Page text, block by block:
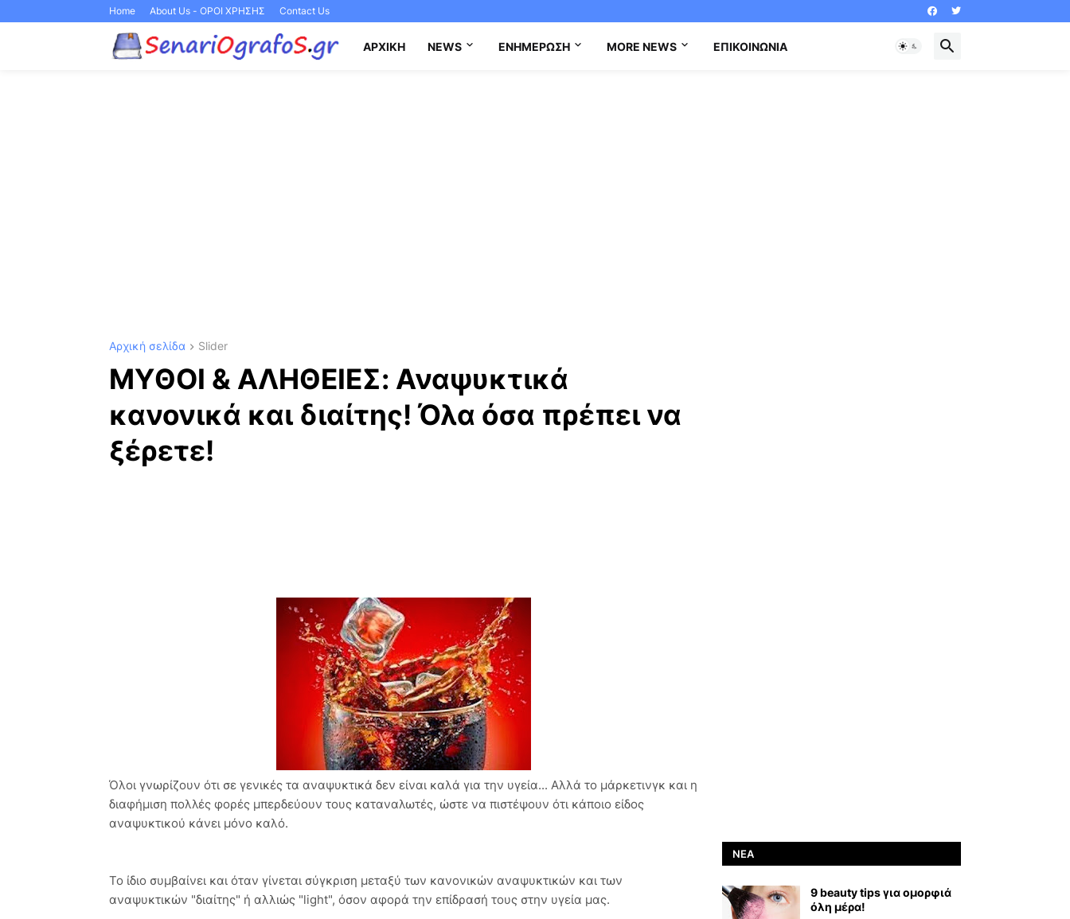
Home About Us - ΟΡΟΙ ΧΡΗΣΗΣ Contact Us
ΑΡΧΙΚΉ NEWS ΕΝΗΜΈΡΩΣΗ MORE NEWS ΕΠΙΚΟΙΝΩΝΊΑ
Αρχική σελίδα Slider
ΜΥΘΟΙ & ΑΛΗΘΕΙΕΣ: Αναψυκτικά
κανονικά και διαίτης! Όλα όσα πρέπει να
ξέρετε!
Όλοι γνωρίζουν ότι σε γενικές τα αναψυκτικά δεν είναι καλά για την υγεία... Αλλά το μάρκετινγκ και η
διαφήμιση πολλές φορές μπερδεύουν τους καταναλωτές, ώστε να πιστέψουν ότι κάποιο είδος
αναψυκτικού κάνει μόνο καλό.
Το ίδιο συμβαίνει και όταν γίνεται σύγκριση μεταξύ των κανονικών αναψυκτικών και των
αναψυκτικών "διαίτης" ή αλλιώς "light", όσον αφορά την επίδρασή τους στην υγεία μας.
ΝΈΑ
9 beauty tips για ομορφιά
όλη μέρα!